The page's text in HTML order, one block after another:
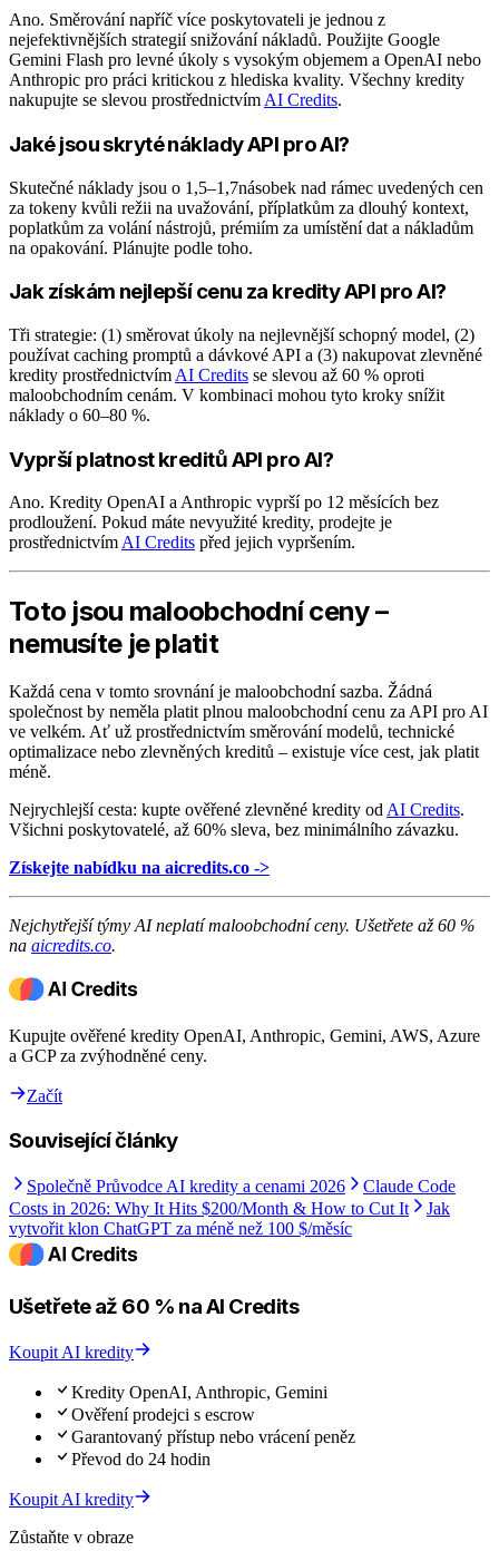
Ano. Směrování napříč více poskytovateli je jednou z
nejefektivnějších strategií snižování nákladů. Použijte Google
Gemini Flash pro levné úkoly s vysokým objemem a OpenAI nebo
Anthropic pro práci kritickou z hlediska kvality. Všechny kredity
nakupujte se slevou prostřednictvím AI Credits.
Jaké jsou skryté náklady API pro AI?
Skutečné náklady jsou o 1,5–1,7násobek nad rámec uvedených cen
za tokeny kvůli režii na uvažování, příplatkům za dlouhý kontext,
poplatkům za volání nástrojů, prémiím za umístění dat a nákladům
na opakování. Plánujte podle toho.
Jak získám nejlepší cenu za kredity API pro AI?
Tři strategie: (1) směrovat úkoly na nejlevnější schopný model, (2)
používat caching promptů a dávkové API a (3) nakupovat zlevněné
kredity prostřednictvím AI Credits se slevou až 60 % oproti
maloobchodním cenám. V kombinaci mohou tyto kroky snížit
náklady o 60–80 %.
Vyprší platnost kreditů API pro AI?
Ano. Kredity OpenAI a Anthropic vyprší po 12 měsících bez
prodloužení. Pokud máte nevyužité kredity, prodejte je
prostřednictvímAI Credits před jejich vypršením.
Toto jsou maloobchodní ceny –
nemusíte je platit
Každá cena v tomto srovnání je maloobchodní sazba. Žádná
společnost by neměla platit plnou maloobchodní cenu za API pro AI
ve velkém. Ať už prostřednictvím směrování modelů, technické
optimalizace nebo zlevněných kreditů – existuje více cest, jak platit
méně.
Nejrychlejší cesta: kupte ověřené zlevněné kredity od AI Credits.
Všichni poskytovatelé, až 60% sleva, bez minimálního závazku.
Získejte nabídku na aicredits.co ->
Nejchytřejší týmy AI neplatí maloobchodní ceny. Ušetřete až 60 %
na aicredits.co.
Kupujte ověřené kredity OpenAI, Anthropic, Gemini, AWS, Azure
a GCP za zvýhodněné ceny.
Začít
Související články
Společně Průvodce AI kredity a cenami 2026
Claude Code
Costs in 2026: Why It Hits $200/Month & How to Cut It
Jak
vytvořit klon ChatGPT za méně než 100 $/měsíc
Ušetřete až 60 % na AI Credits
Koupit AI kredity
Kredity OpenAI, Anthropic, Gemini
Ověření prodejci s escrow
Garantovaný přístup nebo vrácení peněz
Převod do 24 hodin
Koupit AI kredity
Zůstaňte v obraze